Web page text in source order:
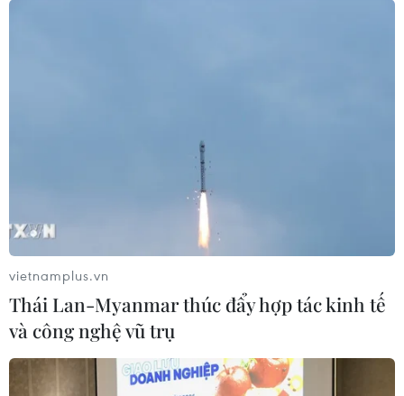
Cảnh sát khám xét nơi ở của Huấn
06/08/2026 15:04
Bãi bỏ một số văn bản quy phạm
pháp luật không còn phù hợp
06/08/2026 09:59
vietnamplus.vn
Thái Lan-Myanmar thúc đẩy hợp tác kinh tế
và công nghệ vũ trụ